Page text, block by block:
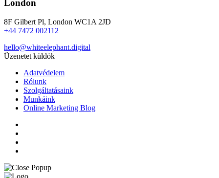
London
8F Gilbert Pl, London WC1A 2JD
+44 7472 002112
hello@whiteelephant.digital
Üzenetet küldök
Adatvédelem
Rólunk
Szolgáltatásaink
Munkáink
Online Marketing Blog